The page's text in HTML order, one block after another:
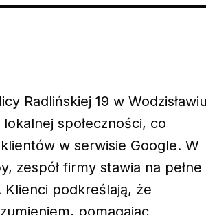
Radlińskiej 19 w
społeczności, co
w serwisie Google. W
zespół firmy stawia na pełne
podkreślają, że